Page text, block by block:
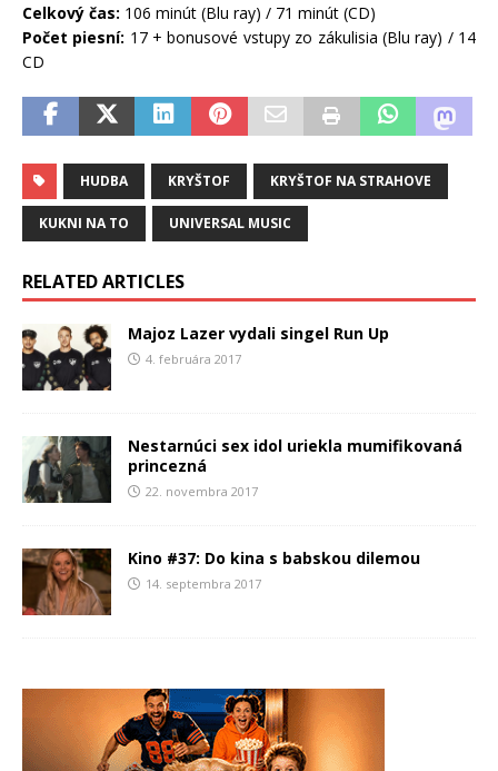
Celkový čas: 106 minút (Blu ray) / 71 minút (CD)
Počet piesní: 17 + bonusové vstupy zo zákulisia (Blu ray) / 14
CD
HUDBA KRYŠTOF KRYŠTOF NA STRAHOVE
KUKNI NA TO UNIVERSAL MUSIC
RELATED ARTICLES
Majoz Lazer vydali singel Run Up
4. februára 2017
Nestarnúci sex idol uriekla mumifikovaná
princezná
22. novembra 2017
Kino #37: Do kina s babskou dilemou
14. septembra 2017